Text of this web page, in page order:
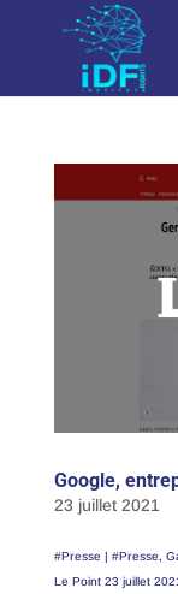
Google,
23 juillet 2021
#Presse | #Presse,
Le Point 23 juillet